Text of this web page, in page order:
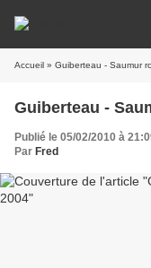
Accueil » Guiberteau - Saumur
Guiberteau -
Publié le 05/02/2010 à
Par Fred